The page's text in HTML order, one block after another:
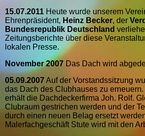
15.07.2011 Heute wurde unserem
Ehrenpräsident, Heinz Becker, der
Bundesrepublik Deutschland
Zeitungsberichte über diese
lokalen Presse.
November 2007 Das Dach wird
05.09.2007Auf der Vorstandssitzung
das Dach des Clubhauses zu erneuern.
erhält die Dachdeckerfirma Joh. Rolf.
Clubraum gestrichen werden und der
durch einen neuen Belag ersetzt
Malerfachgeschäft Stute wird mit den